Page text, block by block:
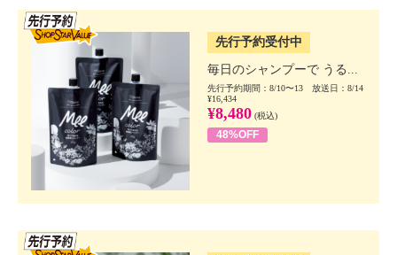
先行予約受付中
毎日のシャンプーで うる...
先行予約期間：8/10〜13 放送日：8/14
¥16,434
¥8,480 (税込)
48%OFF